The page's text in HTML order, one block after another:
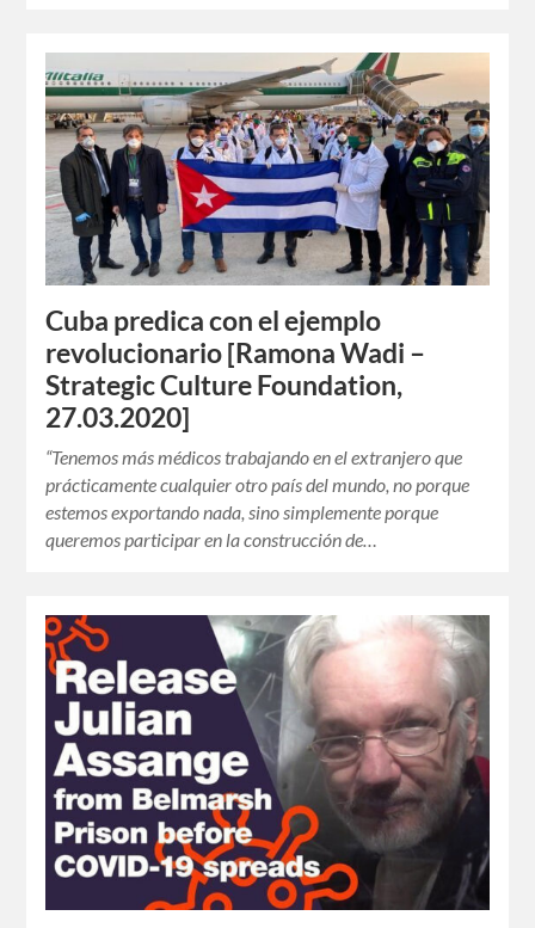
Cuba predica con el ejemplo
revolucionario [Ramona Wadi –
Strategic Culture Foundation,
27.03.2020]
“Tenemos más médicos trabajando en el extranjero que
prácticamente cualquier otro país del mundo, no porque
estemos exportando nada, sino simplemente porque
queremos participar en la construcción de…